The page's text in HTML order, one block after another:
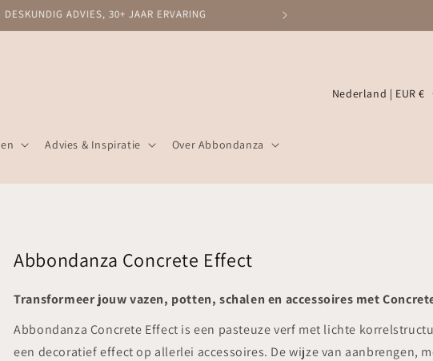
DESKUNDIG ADVIES, 30+ JAAR ERVARING
Advies & Inspiratie Over Abbondanza
/
o
Nederland | EUR €
Abbondanza Concrete Effect
Transformeer jouw vazen, potten, schalen en accessoires met
Abbondanza Concrete Effect is een pasteuze verf met lichte
een decoratief effect op allerlei accessoires. De wijze van aanbrengen,